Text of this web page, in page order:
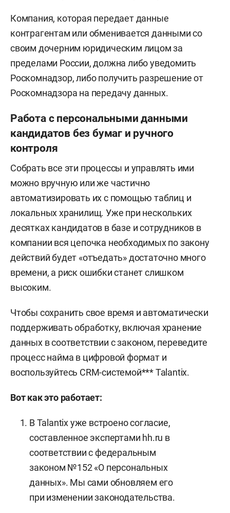
Компания, которая передает данные
контрагентам или обменивается данными со
своим дочерним юридическим лицом за
пределами России, должна либо уведомить
Роскомнадзор, либо получить разрешение от
Роскомнадзора на передачу данных.
Работа с персональными данными
кандидатов без бумаг и ручного
контроля
Собрать все эти процессы и управлять ими
можно вручную или же частично
автоматизировать их с помощью таблиц и
локальных хранилищ. Уже при нескольких
десятках кандидатов в базе и сотрудников в
компании вся цепочка необходимых по закону
действий будет «отъедать» достаточно много
времени, а риск ошибки станет слишком
высоким.
Чтобы сохранить свое время и автоматически
поддерживать обработку, включая хранение
данных в соответствии с законом, переведите
процесс найма в цифровой формат и
воспользуйтесь CRM-системой*** Talantix.
Вот как это работает:
В Talantix уже встроено согласие,
составленное экспертами hh.ru в
соответствии с федеральным
законом №152 «О персональных
данных». Мы сами обновляем его
при изменении законодательства.